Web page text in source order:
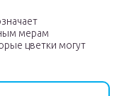
мерам
цветки могут